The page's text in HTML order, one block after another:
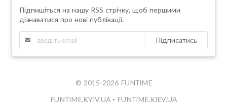
Підпишіться на нашу RSS стрічку, щоб першими
дізнаватися про нові публікації.
Підписатись
© 2015-2026 FUNTIME
FUNTIME.KYIV.UA • FUNTIME.KIEV.UA